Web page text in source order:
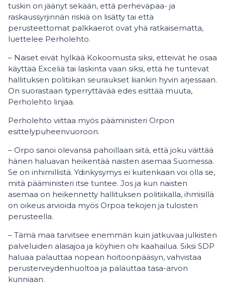
tuskin on jäänyt sekään, että perhevapaa- ja
raskaussyrjinnän riskiä on lisätty tai että
perusteettomat palkkaerot ovat yhä ratkaisematta,
luettelee Perholehto.
– Naiset eivät hylkää Kokoomusta siksi, etteivät he osaa
käyttää Exceliä tai laskinta vaan siksi, että he tuntevat
hallituksen politiikan seuraukset liiankin hyvin arjessaan.
On suorastaan typerryttävää edes esittää muuta,
Perholehto linjaa.
Perholehto viittaa myös pääministeri Orpon
esittelypuheenvuoroon.
– Orpo sanoi olevansa pahoillaan siitä, että joku väittää
hänen haluavan heikentää naisten asemaa Suomessa.
Se on inhimillistä. Ydinkysymys ei kuitenkaan voi olla se,
mitä pääministeri itse tuntee. Jos ja kun naisten
asemaa on heikennetty hallituksen politiikalla, ihmisillä
on oikeus arvioida myös Orpoa tekojen ja tulosten
perusteella.
– Tämä maa tarvitsee enemmän kuin jatkuvaa julkisten
palveluiden alasajoa ja köyhien ohi kaahailua. Siksi SDP
haluaa palauttaa nopean hoitoonpääsyn, vahvistaa
perusterveydenhuoltoa ja palauttaa tasa-arvon
kunniaan.